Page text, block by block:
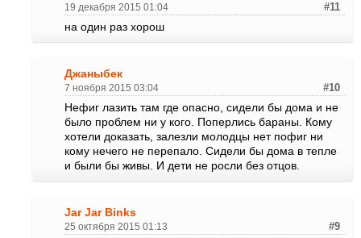
19 декабря 2015 01:04 #11
на один раз хорош
Джаныбек
7 ноября 2015 03:04 #10
Нефиг лазить там где опасно, сидели бы дома и не
было проблем ни у кого. Поперлись бараны. Кому
хотели доказать, залезли молодцы нет пофиг ни
кому нечего не перепало. Сидели бы дома в тепле
и были бы живы. И дети не росли без отцов.
Jar Jar Binks
25 октября 2015 01:13 #9